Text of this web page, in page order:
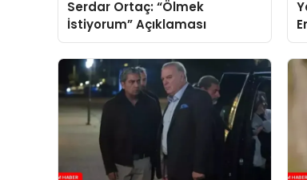
Serdar Ortaç: “Ölmek
İstiyorum” Açıklaması